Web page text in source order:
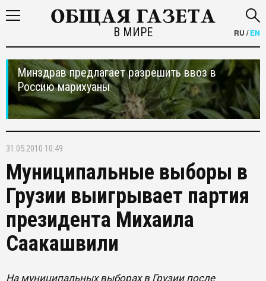
В МИРЕ RU /EN
Минздрав предлагает разрешить ввоз в
Россию марихуаны
31.05.2010 10:49
Муниципальные выборы в
Грузии выигрывает партия
президента Михаила
Саакашвили
На муниципальных выборах в Грузии после